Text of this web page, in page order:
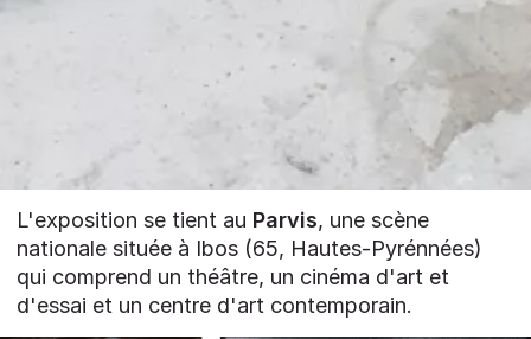
L'exposition se tient au Parvis, une scène
nationale située à Ibos (65, Hautes-Pyrénnées)
qui comprend un théâtre, un cinéma d'art et
d'essai et un centre d'art contemporain.